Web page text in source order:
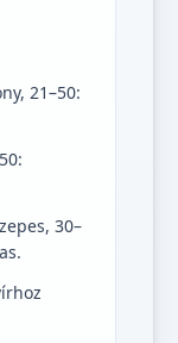
21–50:
30–